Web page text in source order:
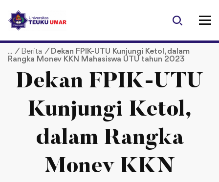
p
/ Berita / Dekan FPIK-UTU Kunjungi Ketol, dalam
Rangka Monev KKN Mahasiswa UTU tahun 2023
Dekan FPIK-UTU
Kunjungi Ketol,
dalam Rangka
Monev KKN